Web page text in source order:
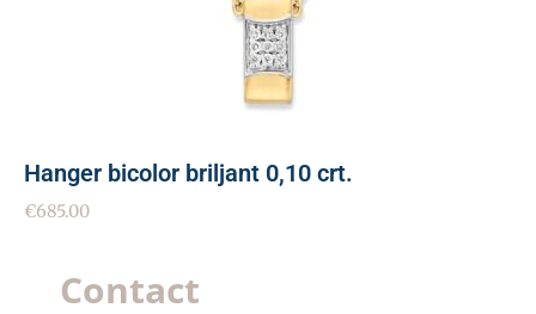
Hanger bicolor briljant 0,10 crt.
€685.00
Contact